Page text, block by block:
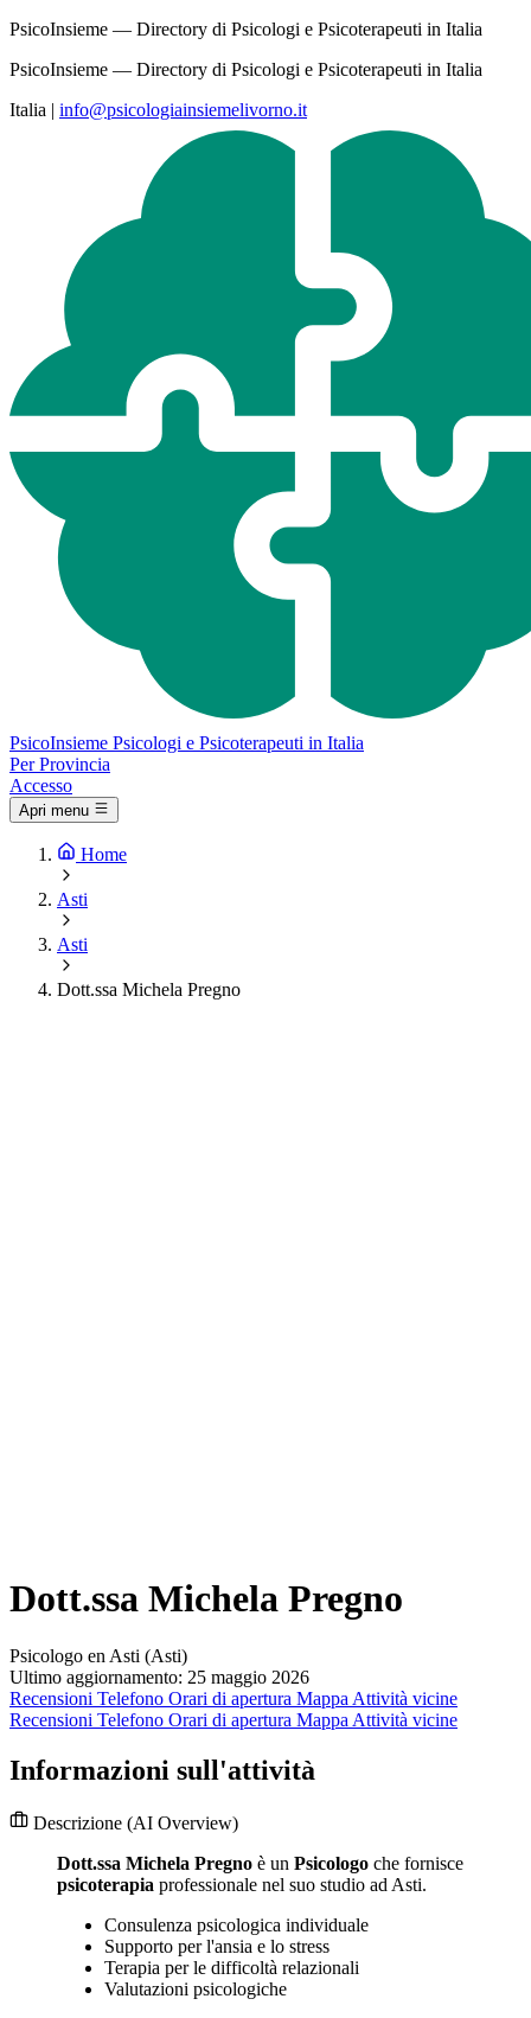
PsicoInsieme — Directory di Psicologi e Psicoterapeuti in Italia
PsicoInsieme — Directory di Psicologi e Psicoterapeuti in Italia
Italia | info@psicologiainsiemelivorno.it
PsicoInsieme Psicologi e Psicoterapeuti in Italia
Per Provincia
Accesso
Apri menu
Home
Asti
Asti
Dott.ssa Michela Pregno
Dott.ssa Michela Pregno
Psicologo en Asti (Asti)
Ultimo aggiornamento: 25 maggio 2026
Recensioni Telefono Orari di apertura Mappa Attività vicine
Recensioni Telefono Orari di apertura Mappa Attività vicine
Informazioni sull'attività
Descrizione (AI Overview)
Dott.ssa Michela Pregno è un Psicologo che fornisce
psicoterapia professionale nel suo studio ad Asti.
Consulenza psicologica individuale
Supporto per l'ansia e lo stress
Terapia per le difficoltà relazionali
Valutazioni psicologiche